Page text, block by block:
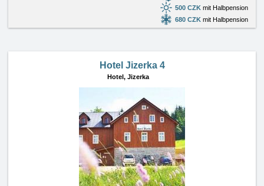
500 CZK mit Halbpension
680 CZK mit Halbpension
Hotel Jizerka 4
Hotel, Jizerka